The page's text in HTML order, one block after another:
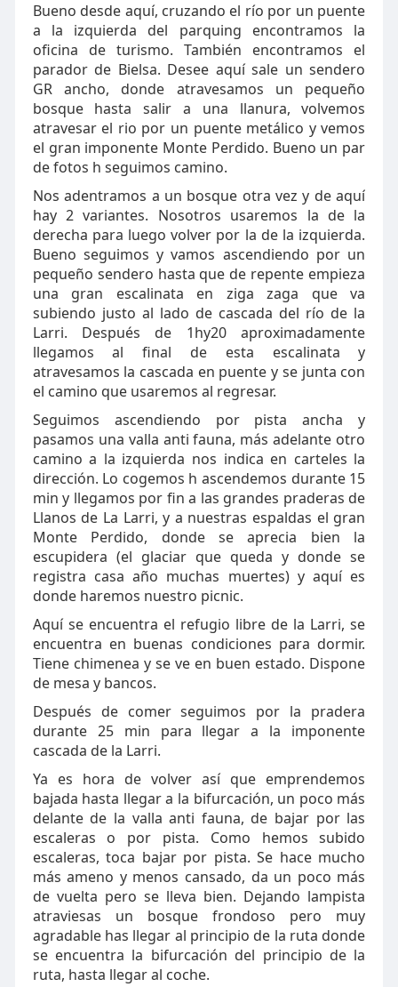
Bueno desde aquí, cruzando el río por un puente
a la izquierda del parquing encontramos la
oficina de turismo. También encontramos el
parador de Bielsa. Desee aquí sale un sendero
GR ancho, donde atravesamos un pequeño
bosque hasta salir a una llanura, volvemos
atravesar el rio por un puente metálico y vemos
el gran imponente Monte Perdido. Bueno un par
de fotos h seguimos camino.
Nos adentramos a un bosque otra vez y de aquí
hay 2 variantes. Nosotros usaremos la de la
derecha para luego volver por la de la izquierda.
Bueno seguimos y vamos ascendiendo por un
pequeño sendero hasta que de repente empieza
una gran escalinata en ziga zaga que va
subiendo justo al lado de cascada del río de la
Larri. Después de 1hy20 aproximadamente
llegamos al final de esta escalinata y
atravesamos la cascada en puente y se junta con
el camino que usaremos al regresar.
Seguimos ascendiendo por pista ancha y
pasamos una valla anti fauna, más adelante otro
camino a la izquierda nos indica en carteles la
dirección. Lo cogemos h ascendemos durante 15
min y llegamos por fin a las grandes praderas de
Llanos de La Larri, y a nuestras espaldas el gran
Monte Perdido, donde se aprecia bien la
escupidera (el glaciar que queda y donde se
registra casa año muchas muertes) y aquí es
donde haremos nuestro picnic.
Aquí se encuentra el refugio libre de la Larri, se
encuentra en buenas condiciones para dormir.
Tiene chimenea y se ve en buen estado. Dispone
de mesa y bancos.
Después de comer seguimos por la pradera
durante 25 min para llegar a la imponente
cascada de la Larri.
Ya es hora de volver así que emprendemos
bajada hasta llegar a la bifurcación, un poco más
delante de la valla anti fauna, de bajar por las
escaleras o por pista. Como hemos subido
escaleras, toca bajar por pista. Se hace mucho
más ameno y menos cansado, da un poco más
de vuelta pero se lleva bien. Dejando lampista
atraviesas un bosque frondoso pero muy
agradable has llegar al principio de la ruta donde
se encuentra la bifurcación del principio de la
ruta, hasta llegar al coche.